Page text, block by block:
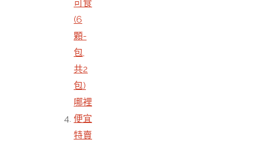
可食
(6
顆-
包,
共2
包)
哪裡
便宜
特賣